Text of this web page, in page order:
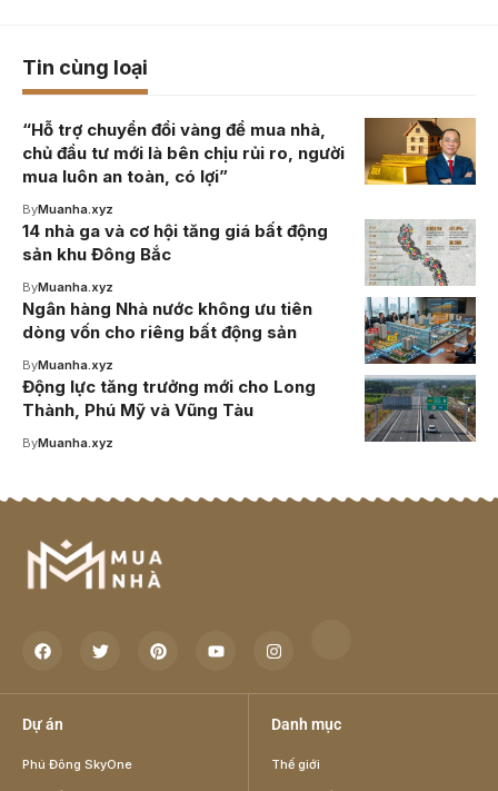
Tin cùng loại
“Hỗ trợ chuyển đổi vàng để mua nhà,
chủ đầu tư mới là bên chịu rủi ro, người
mua luôn an toàn, có lợi”
ByMuanha.xyz
14 nhà ga và cơ hội tăng giá bất động
sản khu Đông Bắc
ByMuanha.xyz
Ngân hàng Nhà nước không ưu tiên
dòng vốn cho riêng bất động sản
ByMuanha.xyz
Động lực tăng trưởng mới cho Long
Thành, Phú Mỹ và Vũng Tàu
ByMuanha.xyz
Dự án
Phú Đông SkyOne
Danh mục
Thế giới